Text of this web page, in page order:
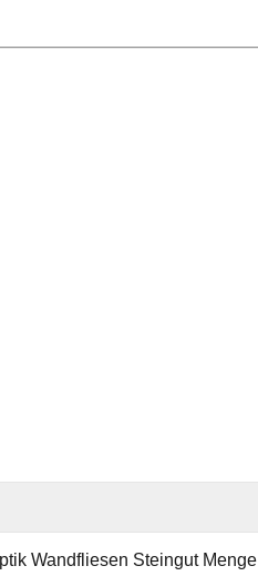
Wandfliesen Steingut Menge